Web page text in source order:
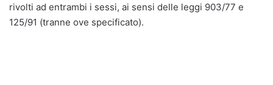
rivolti ad entrambi i sessi, ai sensi delle leggi 903/77 e
125/91 (tranne ove specificato).